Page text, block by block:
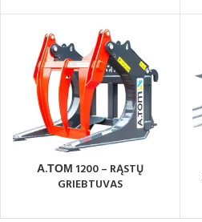
А.ТОМ 1200 – RĄSTŲ
GRIEBTUVAS